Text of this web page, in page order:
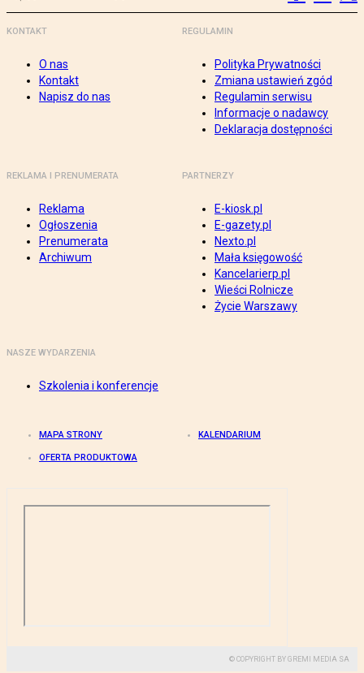
KONTAKT
O nas
Kontakt
Napisz do nas
REGULAMIN
Polityka Prywatności
Zmiana ustawień zgód
Regulamin serwisu
Informacje o nadawcy
Deklaracja dostępności
REKLAMA I PRENUMERATA
Reklama
Ogłoszenia
Prenumerata
Archiwum
PARTNERZY
E-kiosk.pl
E-gazety.pl
Nexto.pl
Mała księgowość
Kancelarierp.pl
Wieści Rolnicze
Życie Warszawy
NASZE WYDARZENIA
Szkolenia i konferencje
MAPA STRONY KALENDARIUM
OFERTA PRODUKTOWA
© COPYRIGHT BY GREMI MEDIA SA